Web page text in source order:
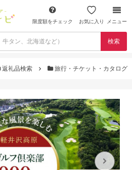
限度額をチェック お気に入り メニュー
検索
返礼品検索 旅行・チケット・カタログ